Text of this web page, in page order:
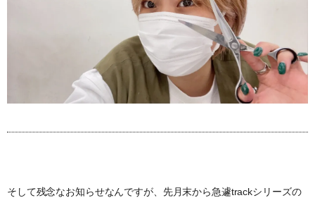
そして残念なお知らせなんですが、先月末から急遽trackシリーズの